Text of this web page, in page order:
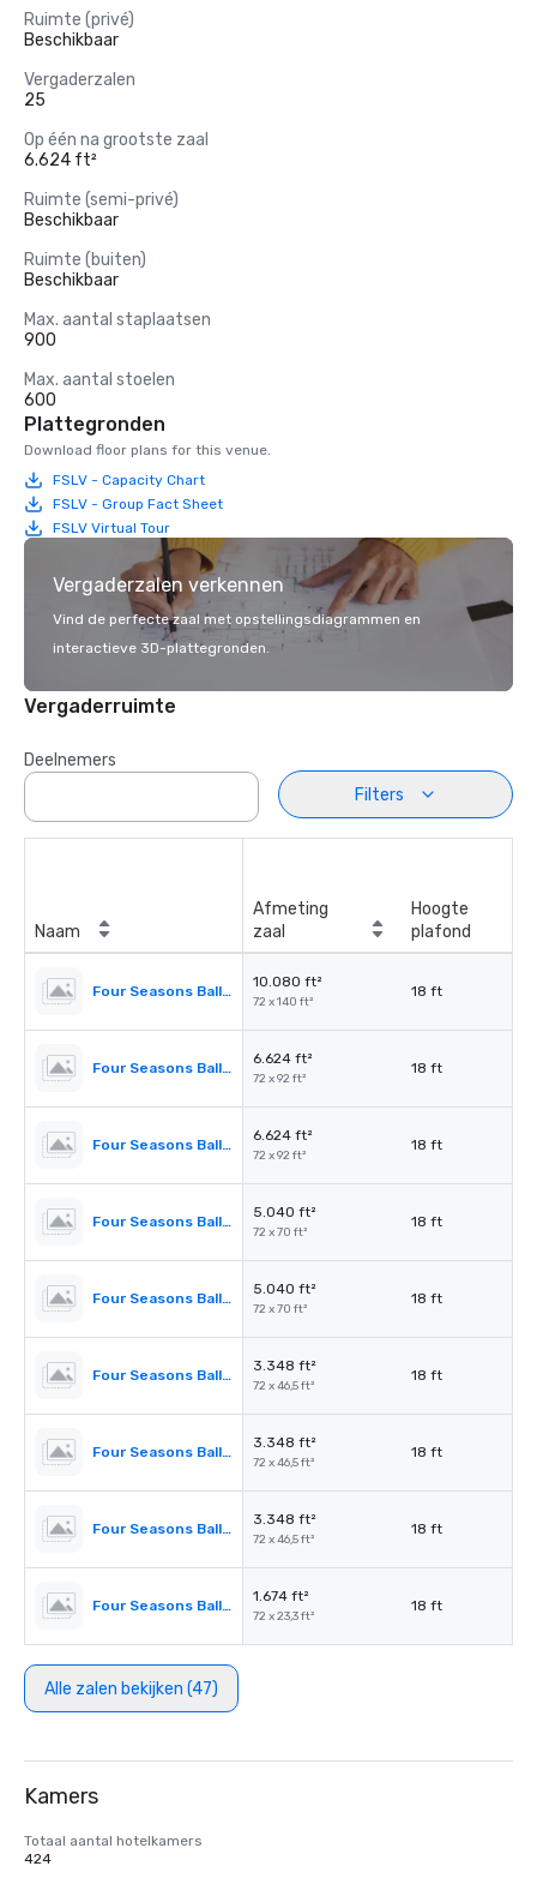
Ruimte (privé)
Beschikbaar
Vergaderzalen
25
Op één na grootste zaal
6.624 ft²
Ruimte (semi-privé)
Beschikbaar
Ruimte (buiten)
Beschikbaar
Max. aantal staplaatsen
900
Max. aantal stoelen
600
Plattegronden
Download floor plans for this venue.
FSLV - Capacity Chart
FSLV - Group Fact Sheet
FSLV Virtual Tour
Vergaderzalen verkennen
Vind de perfecte zaal met opstellingsdiagrammen en
interactieve 3D-plattegronden.
Vergaderruimte
Deelnemers
Filters
Naam
Afmeting
zaal
Hoogte
plafond
Four Seasons Ballroom
10.080 ft²
72 x 140 ft²
18 ft
Four Seasons Ballroom 1,2,3
6.624 ft²
72 x 92 ft²
18 ft
Four Seasons Ballroom 2,3,4
6.624 ft²
72 x 92 ft²
18 ft
Four Seasons Ballroom 1,2
5.040 ft²
72 x 70 ft²
18 ft
Four Seasons Ballroom 3,4
5.040 ft²
72 x 70 ft²
18 ft
Four Seasons Ballroom 1
3.348 ft²
72 x 46,5 ft²
18 ft
Four Seasons Ballroom 4
3.348 ft²
72 x 46,5 ft²
18 ft
Four Seasons Ballroom 2,3
3.348 ft²
72 x 46,5 ft²
18 ft
Four Seasons Ballroom 2
1.674 ft²
72 x 23,3 ft²
18 ft
Alle zalen bekijken (47)
Kamers
Totaal aantal hotelkamers
424